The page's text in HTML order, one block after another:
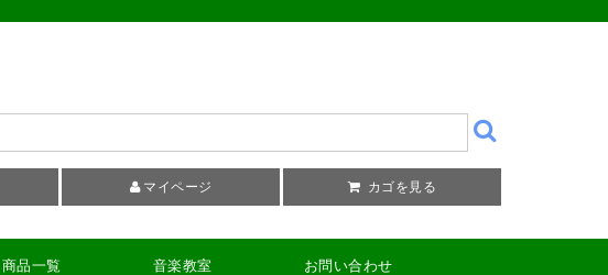
マイページ カゴを見る
商品一覧 音楽教室 お問い合わせ